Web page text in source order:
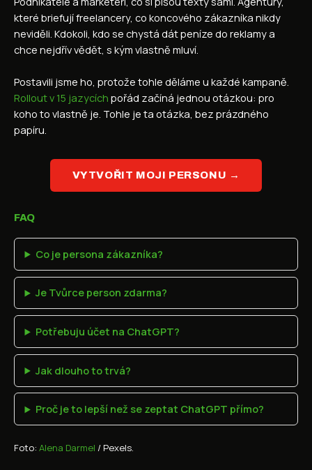
které briefují freelancery, co koncového zákazníka nikdy
neviděli. Kdokoli, kdo se chystá dát peníze do reklamy a
chce nejdřív vědět, s kým vlastně mluví.
Postavili jsme ho, protože tohle děláme u každé kampaně.
Rollout v 15 jazycích pořád začíná jednou otázkou: pro
koho to vlastně je. Tohle je ta otázka, bez prázdného
papíru.
VYTVOŘIT MOJI PERSONU →
FAQ
Co je persona zákazníka?
Je Tvůrce person zdarma?
Potřebuju účet na ChatGPT?
Jak dlouho to trvá?
Proč je to lepší než se zeptat ChatGPT přímo?
Foto: Alena Darmel / Pexels.